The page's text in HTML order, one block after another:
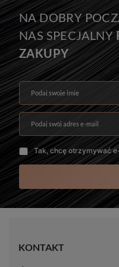
Bezszwowe Ukryte Clip In
Kolor włosów
#1B - Ciemny Brąz
Żywotność włosów
10-20 mc.
NA DOBRY
NAS SPECJALNY
ZAKUPY
Podaj swoje imię
Podaj swój adres e-mail
Tak, chcę otrzymywać
KONTAKT